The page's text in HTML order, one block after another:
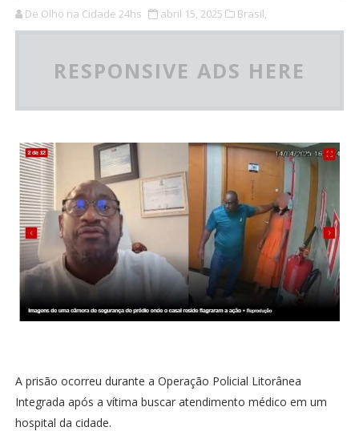
De Olho na Cidade 24hs abril 15, 2025 Brasil,
RESPONSIVE ADS HERE
A prisão ocorreu durante a Operação Policial Litorânea
Integrada após a vítima buscar atendimento médico em um
hospital da cidade.